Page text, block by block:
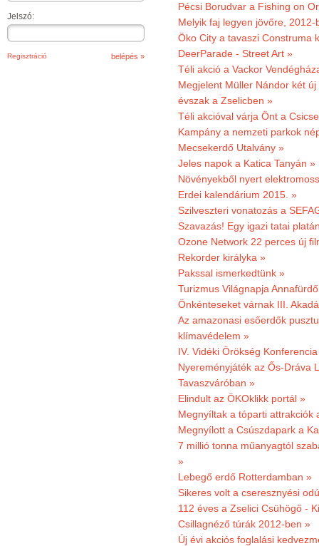
Jelszó:
Regisztráció
Pécsi Borudvar a Fishing on
Melyik faj legyen jövőre,
Öko City a tavaszi Construma
DeerParade - Street Art »
Téli akció a Vackor
Megjelent Müller Nándor két
évszak a Zselicben »
Téli akcióval várja Önt a
Kampány a nemzeti parkok
Mecsekerdő Utalvány »
Jeles napok a Katica Tanyán »
Növényekből nyert
Erdei kalendárium 2015. »
Szilveszteri vonatozás a
Szavazás! Egy igazi tatai
Ozone Network 22 perces új
Rekorder királyka »
Pakssal ismerkedtünk »
Turizmus Világnapja
Önkénteseket várnak III.
Az amazonasi esőerdők
klímavédelem »
IV. Vidéki Örökség
Nyereményjáték az Ős-Dráva
Tavaszváróban »
Elindult az ÖKOklikk portál »
Megnyíltak a tóparti attrakciók
Megnyílott a Csúszdapark a
7 millió tonna műanyagtól
»
Lebegő erdő Rotterdamban »
Sikeres volt a cseresznyési
112 éves a Zselici Csühögő -
Csillagnéző túrák 2012-ben »
Új évi akciós foglalási